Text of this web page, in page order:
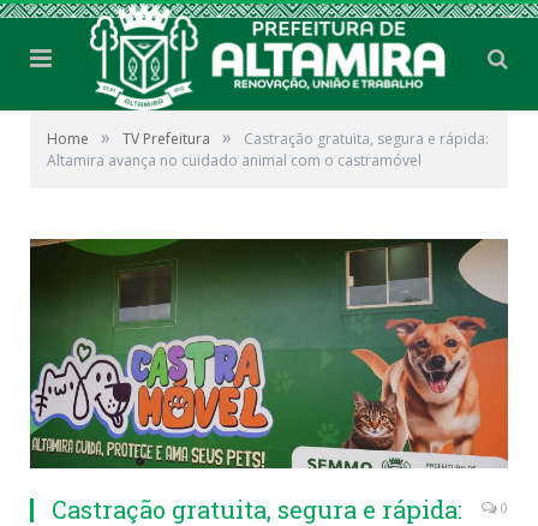
Home » TV Prefeitura »
Castração gratuita, segura e rápida:
Altamira avança no cuidado animal com o castramóvel
Castração gratuita, segura e rápida:
0